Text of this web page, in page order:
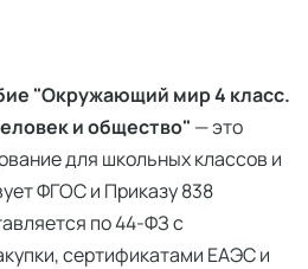
"Окружающий мир 4 класс.
и общество" — это
для школьных классов и
ФГОС и Приказу 838
по 44-ФЗ с
сертификатами ЕАЭС и